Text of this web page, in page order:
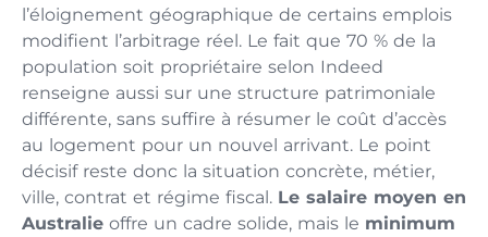
l’éloignement géographique de certains emplois
modifient l’arbitrage réel. Le fait que 70 % de la
population soit propriétaire selon Indeed
renseigne aussi sur une structure patrimoniale
différente, sans suffire à résumer le coût d’accès
au logement pour un nouvel arrivant. Le point
décisif reste donc la situation concrète, métier,
ville, contrat et régime fiscal. Le salaire moyen en
Australie offre un cadre solide, mais le minimum